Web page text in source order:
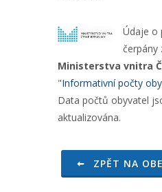
Údaje o
čerpány
Ministerstva vnitra
"Informativní počty
Data počtů obyvatel
aktualizována.
ZPĚT NA